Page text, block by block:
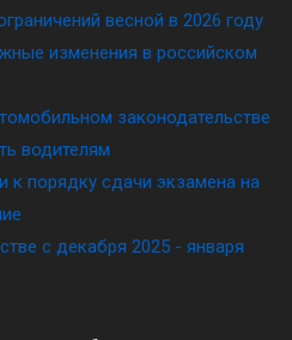
весной в 2026 году
изменения в российском
законодательстве
водителям
к порядку сдачи экзамена на
с декабря 2025 - января